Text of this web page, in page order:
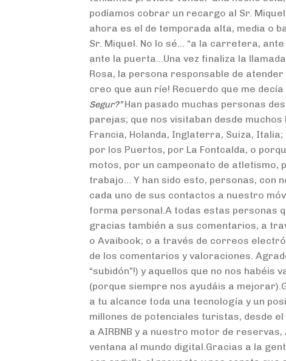
podíamos cobrar un recargo al Sr.
ahora es el de temporada alta, media o
Sr. Miquel. No lo sé… “a la carretera,
ante la puerta…Una vez finaliza la
Rosa, la persona responsable de
creo que aun ríe! Recuerdo que me decía
Segur?”Han pasado muchas personas
parejas; que nos visitaban desde
Francia, Holanda, Inglaterra, Suiza,
por los Puertos, por La Fontcalda, o
motos, por un campeonato de atletismo,
trabajo… Y han sido esto, personas, con
cada uno de sus contactos a nuestro
forma personal.A todas estas personas
gracias también a sus comentarios, a
o Avaibook; o a través de correos
de los comentarios y valoraciones.
“subidón”!) y aquellos que no nos
(porque siempre nos ayudáis a
a tu alcance toda una tecnología y un
millones de potenciales turistas, desde
a AIRBNB y a nuestro motor de reservas,
ventana al mundo digital.Gracias a la